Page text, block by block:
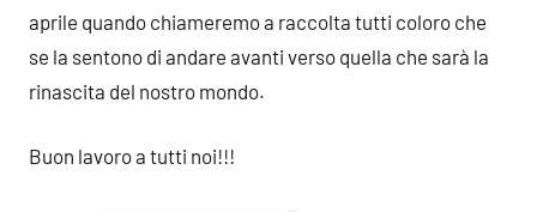
aprile quando chiameremo a raccolta tutti coloro che
se la sentono di andare avanti verso quella che sarà la
rinascita del nostro mondo.
Buon lavoro a tutti noi!!!